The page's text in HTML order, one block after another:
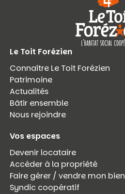
Le Toit Forézien
Connaître Le Toit Forézien
Patrimoine
Actualités
Bâtir ensemble
Nous rejoindre
Vos espaces
Devenir locataire
Accéder à la propriété
Faire gérer / vendre mon bien
Syndic coopératif